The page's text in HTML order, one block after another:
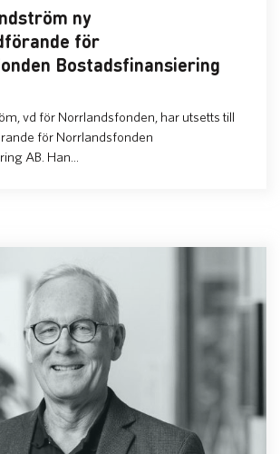
ny
för
Bostadsfinansiering
vd för Norrlandsfonden, har utsetts till
för Norrlandsfonden
AB. Han...